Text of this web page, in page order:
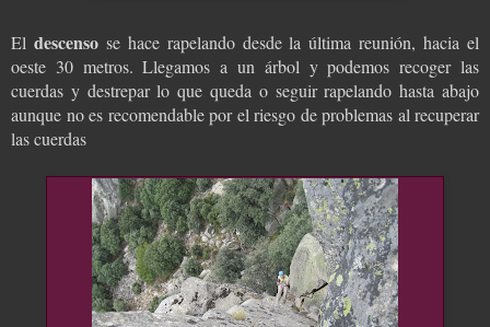
El descensose hace rapelando desde la última reunión, hacia el
oeste 30 metros. Llegamos a un árbol y podemos recoger las
cuerdas y destrepar lo que queda o seguir rapelando hasta abajo
aunque no es recomendable por el riesgo de problemas al recuperar
las cuerdas